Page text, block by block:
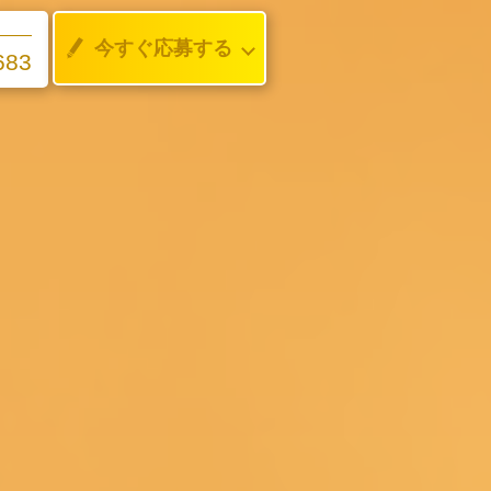
今すぐ応募する